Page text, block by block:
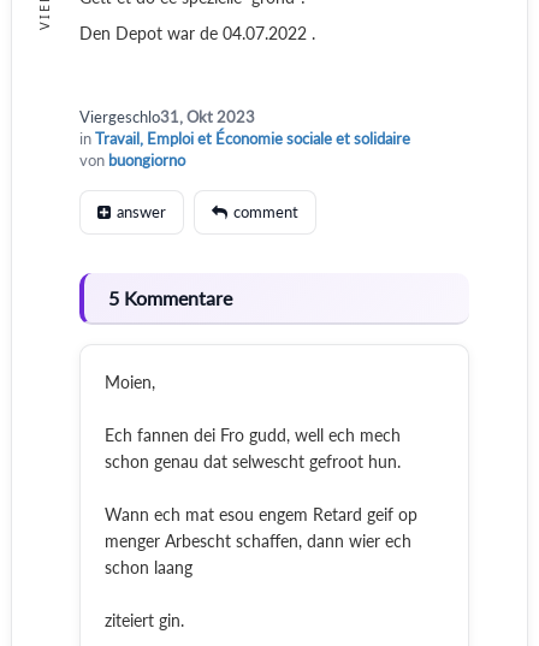
Den Depot war de 04.07.2022 .
Viergeschlo31, Okt 2023
inTravail, Emploi et Économie sociale et solidaire
von buongiorno
answer comment
5 Kommentare
Moien,
Ech fannen dei Fro gudd, well ech mech
schon genau dat selwescht gefroot hun.
Wann ech mat esou engem Retard geif op
menger Arbescht schaffen, dann wier ech
schon laang
ziteiert gin.